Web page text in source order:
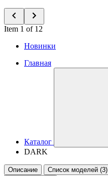
Item 1 of 12
Новинки
Главная
Каталог
DARK
Описание
Список моделей (3)